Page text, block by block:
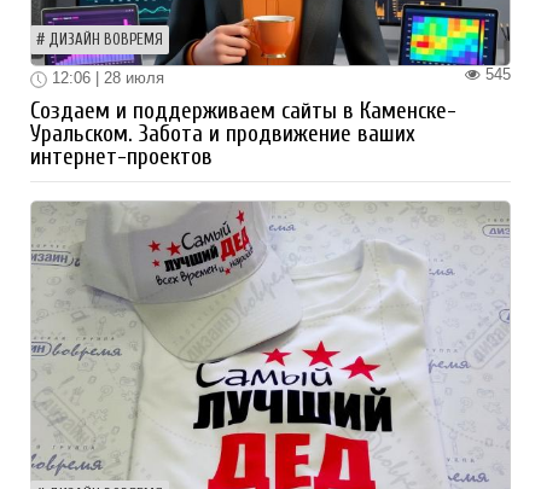
ДИЗАЙН ВОВРЕМЯ
545
12:06 | 28 июля
Создаем и поддерживаем сайты в Каменске-
Уральском. Забота и продвижение ваших
интернет-проектов